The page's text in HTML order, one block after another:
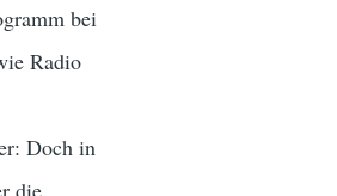
bei
Radio
Doch in
die